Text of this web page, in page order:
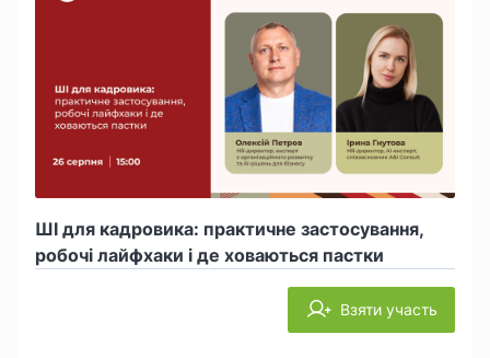
ШІ для кадровика: практичне застосування,
робочі лайфхаки і де ховаються пастки
Взяти участь